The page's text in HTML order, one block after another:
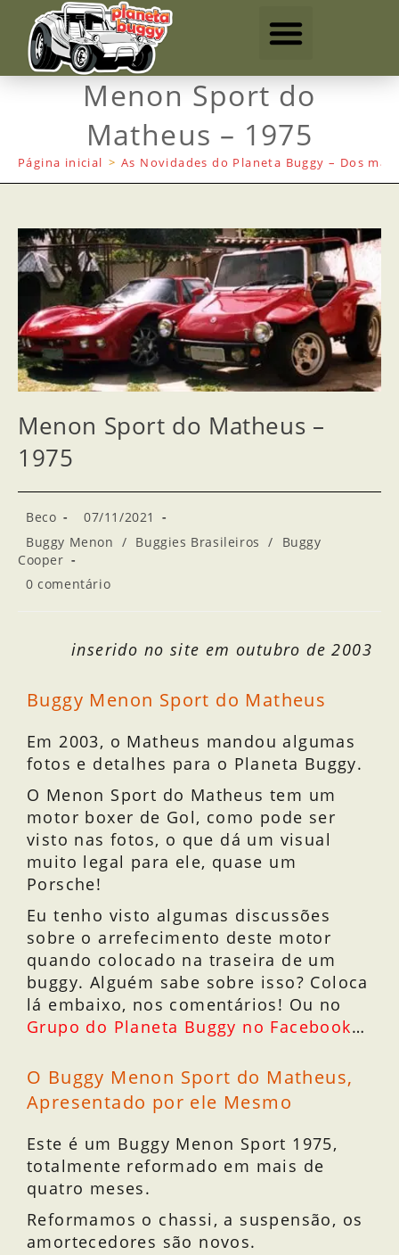
Menon Sport do
Matheus – 1975
Página inicial > As Novidades do Planeta Buggy – Dos
Menon Sport do Matheus –
1975
Beco
07/11/2021
Buggy Menon / Buggies Brasileiros /
Buggy
Cooper
0 comentário
inserido no site em outubro de 2003
Buggy Menon Sport do Matheus
Em 2003, o Matheus mandou algumas
fotos e detalhes para o Planeta Buggy.
O Menon Sport do Matheus tem um
motor boxer de Gol, como pode ser
visto nas fotos, o que dá um visual
muito legal para ele, quase um
Porsche!
Eu tenho visto algumas discussões
sobre o arrefecimento deste motor
quando colocado na traseira de um
buggy. Alguém sabe sobre isso? Coloca
lá embaixo, nos comentários! Ou no
Grupo do Planeta Buggy no Facebook…
O Buggy Menon Sport do Matheus,
Apresentado por ele Mesmo
Este é um Buggy Menon Sport 1975,
totalmente reformado em mais de
quatro meses.
Reformamos o chassi, a suspensão, os
amortecedores são novos.